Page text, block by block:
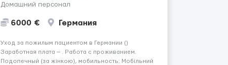
Домашний персонал
6000 € Германия
Уход за пожилым пациентом в Германии ()
Заработная плата — . Работа с проживанием.
Подопечный (за жінкою), мобильность: Мобільний